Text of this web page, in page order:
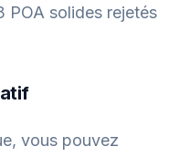
POA solides rejetés
vous pouvez